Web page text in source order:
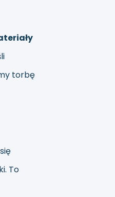
torbę
To